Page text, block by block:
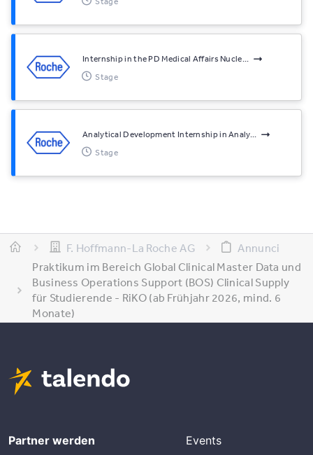
Internship in the PD Medical Affairs Nucle...
Stage
Analytical Development Internship in Analy...
Stage
F. Hoffmann-La Roche AG
Annunci
Praktikum im Bereich Global Clinical Master Data und
Business Operations Support (BOS) Clinical Supply
für Studierende - RiKO (ab Frühjahr 2026, mind. 6
Monate)
Partner werden
Events